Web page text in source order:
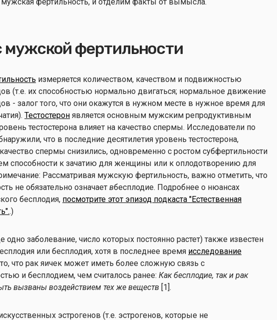
мужской фертильности
измеряется количеством, качеством и подвижностью
(т.е. их способностью нормально двигаться; нормальное движение
- залог того, что они окажутся в нужном месте в нужное время для
Тестостерон является основным мужским репродуктивным
тестостерона влияет на качество спермы. Исследователи по
что в последние десятилетия уровень тестостерона,
спермы снизились, одновременно с ростом субфертильности
способности к зачатию для женщины или к оплодотворению для
Рассматривая мужскую фертильность, важно отметить, что
не обязательно означает вбесплодие. Подробнее о нюансах
бесплодия, посмотрите этот эпизод подкаста "Естественная
.)
одно заболевание, число которых постоянно растет) также известен
или бесплодия, хотя в последнее время исследование
что рак яичек может иметь более сложную связь с
и бесплодием, чем считалось ранее: Как бесплодие, так и рак
вызваны воздействием тех же веществ [1].
эстрогенов (т.е. эстрогенов, которые не